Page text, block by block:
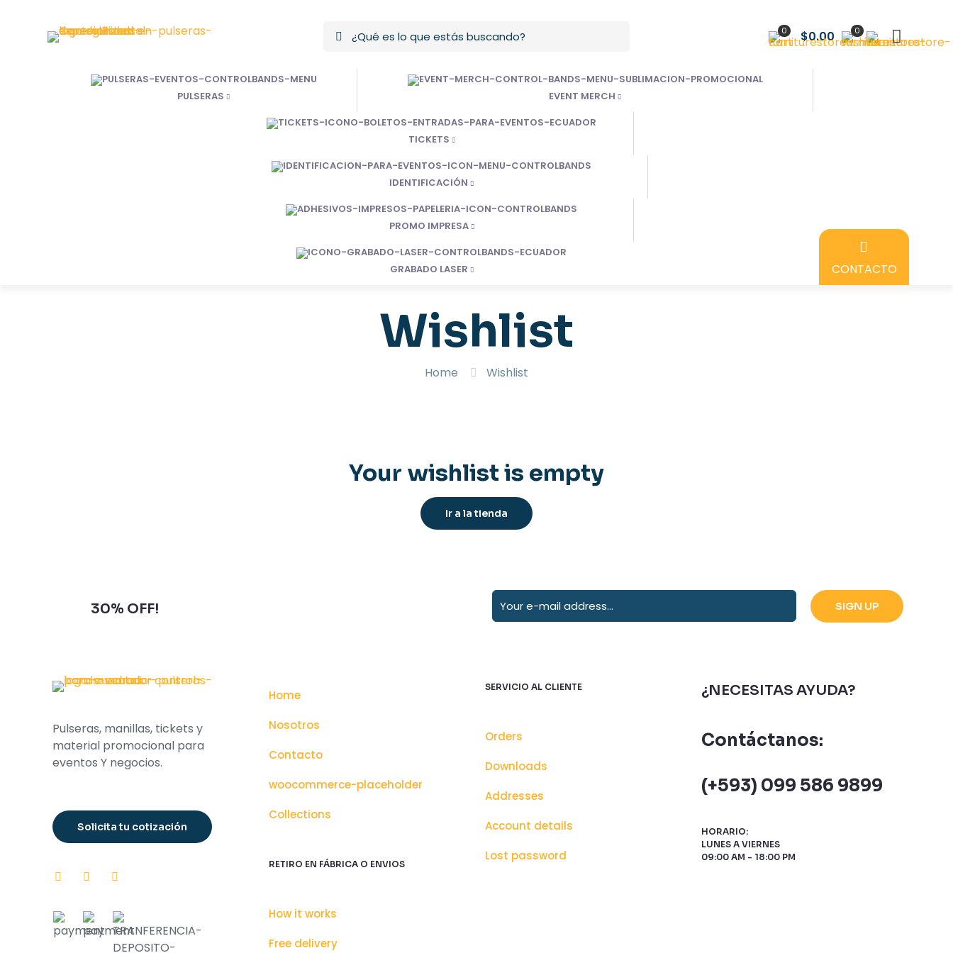
0 $0.00 0
PULSERAS EVENT MERCH
TICKETS
IDENTIFICACIÓN
PROMO IMPRESA
GRABADO LASER CONTACTO
Wishlist
Home Wishlist
Your wishlist is empty
Ir a la tienda
30% OFF!
Pulseras, manillas, tickets y
material promocional para
eventos Y negocios.
Solicita tu cotización
Home
Nosotros
Contacto
woocommerce-placeholder
Collections
RETIRO EN FÁBRICA O ENVIOS
How it works
Free delivery
SERVICIO AL CLIENTE
Orders
Downloads
Addresses
Account details
Lost password
¿NECESITAS AYUDA?
Contáctanos:
(+593) 099 586 9899
HORARIO:
LUNES A VIERNES
09:00 AM - 18:00 PM